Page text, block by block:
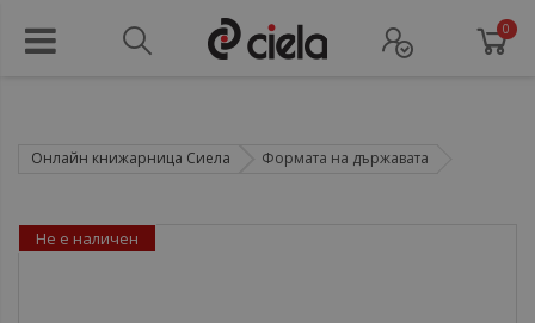
0
Онлайн книжарница Сиела Формата на държавата
Не е наличен